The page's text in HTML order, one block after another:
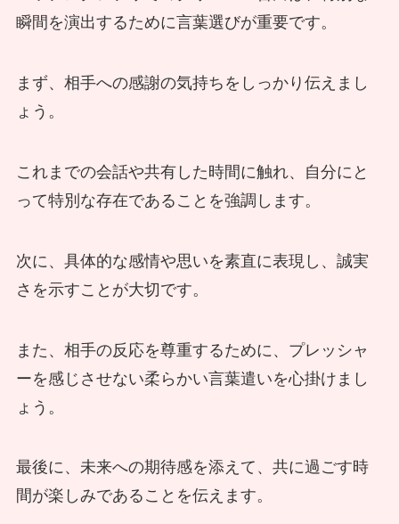
瞬間を演出するために言葉選びが重要です。
まず、相手への感謝の気持ちをしっかり伝えまし
ょう。
これまでの会話や共有した時間に触れ、自分にと
って特別な存在であることを強調します。
次に、具体的な感情や思いを素直に表現し、誠実
さを示すことが大切です。
また、相手の反応を尊重するために、プレッシャ
ーを感じさせない柔らかい言葉遣いを心掛けまし
ょう。
最後に、未来への期待感を添えて、共に過ごす時
間が楽しみであることを伝えます。